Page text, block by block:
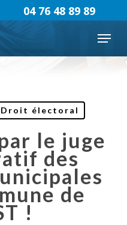
Menu
04 76 48 89 89
Droit électoral
le juge
des
de
!